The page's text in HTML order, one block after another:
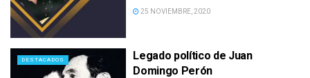
25 NOVIEMBRE, 2020
DESTACADOS
Legado político de Juan
Domingo Perón